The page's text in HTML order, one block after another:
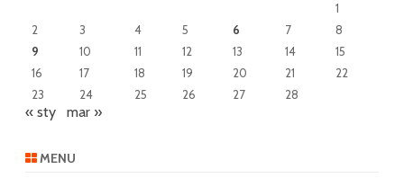
1
2
3 4 5 6 7
8
9
10 11 12 13 14
15
16
17 18 19 20 21
22
23
24 25 26 27 28
« sty mar »
MENU